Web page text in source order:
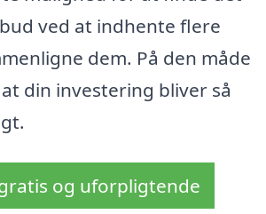
ved at indhente flere
dem. På den måde
din investering bliver så
og uforpligtende